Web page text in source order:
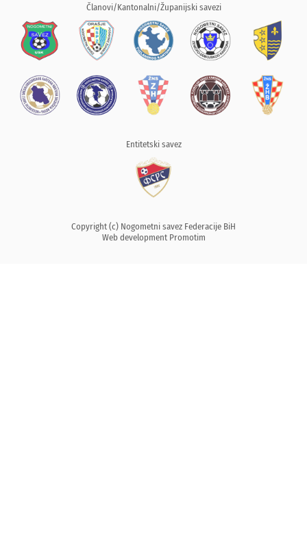
Članovi/Kantonalni/Županijski savezi
Entitetski savez
Copyright (c) Nogometni savez Federacije BiH
Web development Promotim